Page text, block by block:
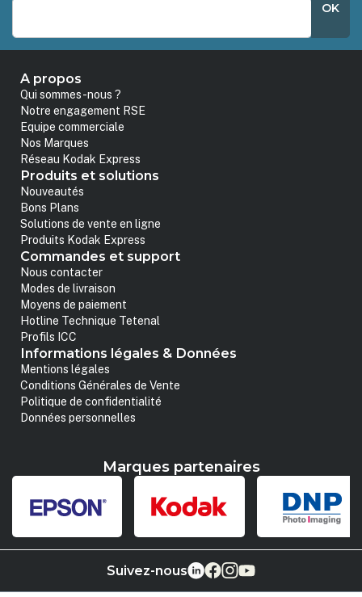
OK
A propos
Qui sommes-nous ?
Notre engagement RSE
Equipe commerciale
Nos Marques
Réseau Kodak Express
Produits et solutions
Nouveautés
Bons Plans
Solutions de vente en ligne
Produits Kodak Express
Commandes et support
Nous contacter
Modes de livraison
Moyens de paiement
Hotline Technique Tetenal
Profils ICC
Informations légales & Données
Mentions légales
Conditions Générales de Vente
Politique de confidentialité
Données personnelles
Marques partenaires
Suivez-nous